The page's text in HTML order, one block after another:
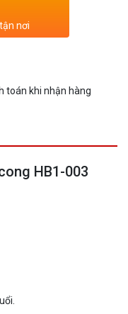
nơi
toán khi nhận hàng
HB1-003